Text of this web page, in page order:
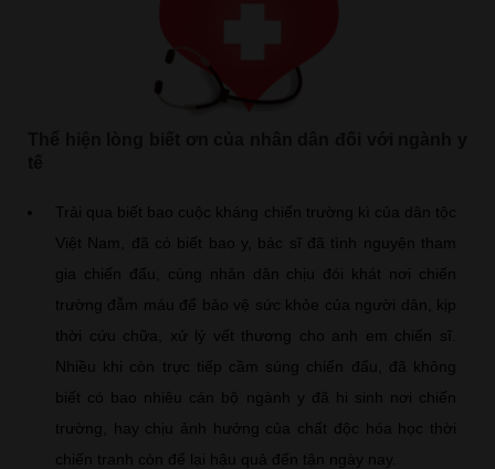
Trải qua biết bao cuộc kháng chiến trường kì của dân tộc
Việt Nam, đã có biết bao y, bác sĩ đã tình nguyện tham
gia chiến đấu, cùng nhân dân chịu đói khát nơi chiến
trường đẫm máu để bảo vệ sức khỏe của người dân, kịp
thời cứu chữa, xử lý vết thương cho anh em chiến sĩ.
Nhiều khi còn trực tiếp cầm súng chiến đấu, đã không
biết có bao nhiêu cán bộ ngành y đã hi sinh nơi chiến
trường, hay chịu ảnh hưởng của chất độc hóa học thời
chiến tranh còn để lại hậu quả đến tận ngày nay.